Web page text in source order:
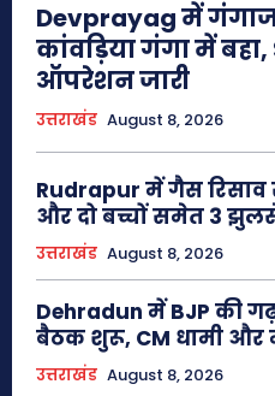
Devprayag में
कांवड़िया गंगा में बहा,
ऑपरेशन जारी
उत्तराखंड August 8, 2026
Rudrapur में गैस
और दो बच्चों समेत 3
उत्तराखंड August 8, 2026
Dehradun में BJP की
बैठक शुरू, CM धामी और
उत्तराखंड August 8, 2026